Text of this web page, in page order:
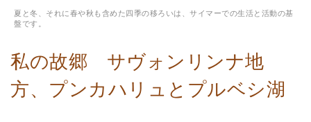
夏と冬、それに春や秋も含めた四季の移ろいは、サイマーでの生活と活動の基
盤です。
私の故郷 サヴォンリンナ地
方、プンカハリュとプルベシ湖